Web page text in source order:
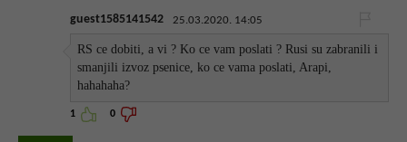
guest1585141542 25.03.2020. 14:05
RS ce dobiti, a vi ? Ko ce vam poslati ? Rusi su zabranili i
smanjili izvoz psenice, ko ce vama poslati, Arapi,
hahahaha?
1 0